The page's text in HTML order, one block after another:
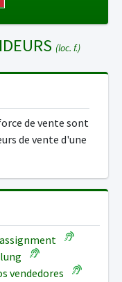
(loc. f.)
de vente sont
de vente d'une
vendedores